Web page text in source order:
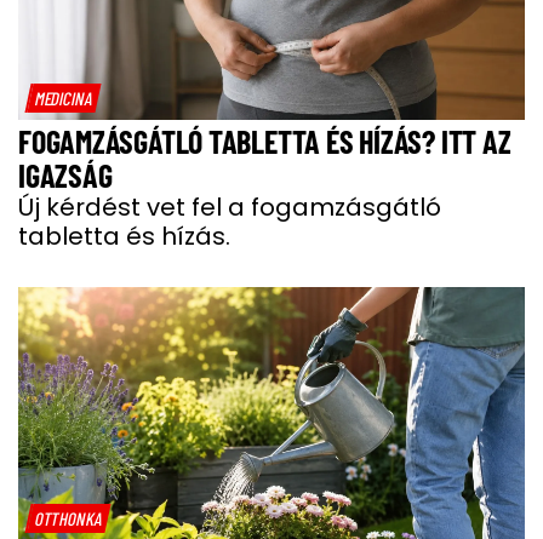
MEDICINA
FOGAMZÁSGÁTLÓ TABLETTA ÉS HÍZÁS? ITT AZ
IGAZSÁG
Új kérdést vet fel a fogamzásgátló
tabletta és hízás.
OTTHONKA